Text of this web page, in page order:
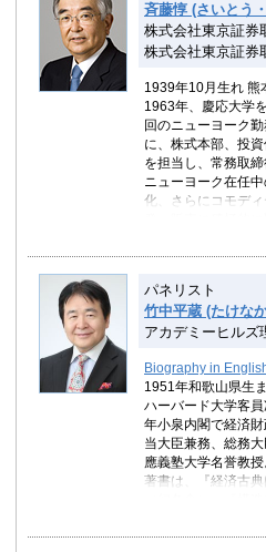
斉藤惇 (さいとう
株式会社東京証券
株式会社東京証券
1939年10月生れ 熊
1963年、慶応大学
回のニューヨーク
に、株式本部、投
を担当し、常務取
ニューヨーク在任
化、さらにコモデ
委員として参画し
10兆円の年金資金
2003年4月、政府の
社長に就任、多く
た。
2007年6月、東京
会社及び自主規制
初代代表執行役社
腕が期待されている
パネリスト
竹中平蔵 (たけな
アカデミーヒルズ
Biography in
1951年和歌山県生
ハーバード大学客
年小泉内閣で経済
当大臣兼務、総務
應義塾大学名誉教
著書は、『経済古
多数。